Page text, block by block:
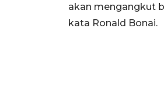
akan mengangkut
kata Ronald Bonai.